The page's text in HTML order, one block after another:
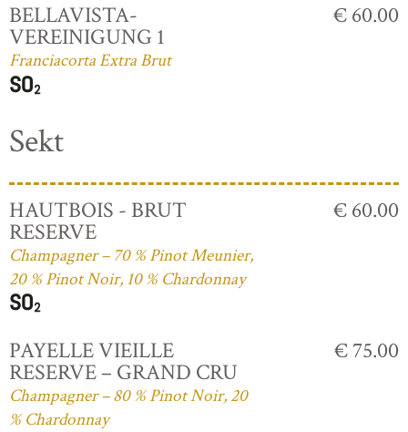
BELLAVISTA-
VEREINIGUNG 1
Franciacorta Extra Brut
€ 60.00
Sekt
HAUTBOIS - BRUT
RESERVE
Champagner – 70 % Pinot Meunier,
20 % Pinot Noir, 10 % Chardonnay
€ 60.00
PAYELLE VIEILLE
RESERVE – GRAND CRU
Champagner – 80 % Pinot Noir, 20
% Chardonnay
€ 75.00